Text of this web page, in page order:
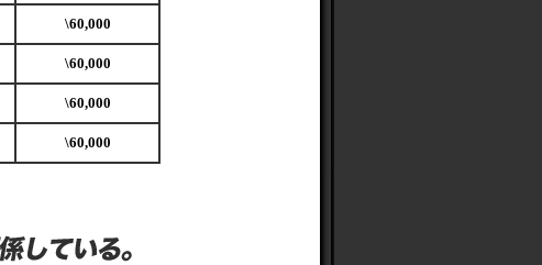
\60,000
\60,000
\60,000
\60,000